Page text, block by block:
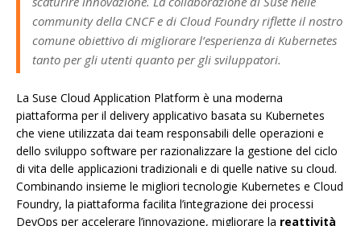
community della CNCF e di Cloud Foundry riflette il nostro
comune obiettivo di migliorare l’esperienza di Kubernetes
tanto per gli utenti quanto per gli sviluppatori.
La Suse Cloud Application Platform è una moderna
piattaforma per il delivery applicativo basata su Kubernetes
che viene utilizzata dai team responsabili delle operazioni e
dello sviluppo software per razionalizzare la gestione del ciclo
di vita delle applicazioni tradizionali e di quelle native su cloud.
Combinando insieme le migliori tecnologie Kubernetes e Cloud
Foundry, la piattaforma facilita l’integrazione dei processi
DevOps per accelerare l’innovazione, migliorare la reattività